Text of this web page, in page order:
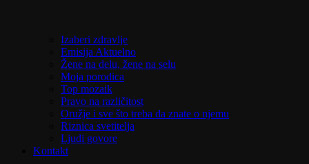
Izaberi zdravlje
Emisija Aktuelno
Žene na delu, žene na selu
Moja porodica
Top mozaik
Pravo na različitost
Oružje i sve što treba da znate o njemu
Riznica svetitelja
Ljudi govore
Kontakt